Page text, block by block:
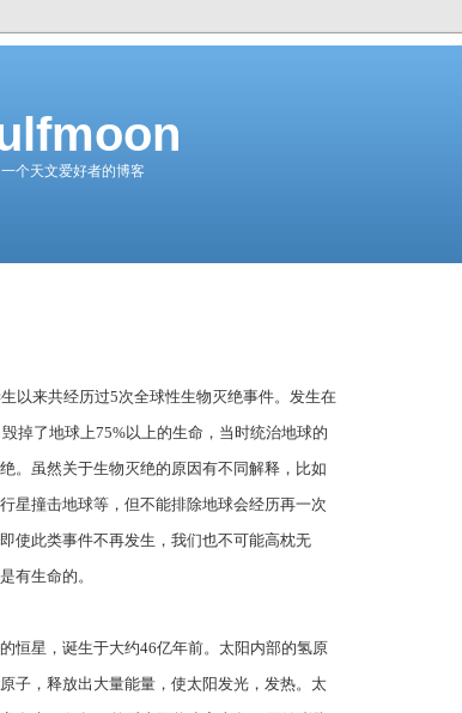
一个天文爱好者的博客
以来共经历过5次全球性生物灭绝事件。发生在
掉了地球上75%以上的生命，当时统治地球的
。虽然关于生物灭绝的原因有不同解释，比如
星撞击地球等，但不能排除地球会经历再一次
使此类事件不再发生，我们也不可能高枕无
有生命的。
恒星，诞生于大约46亿年前。太阳内部的氢原
子，释放出大量能量，使太阳发光，发热。太